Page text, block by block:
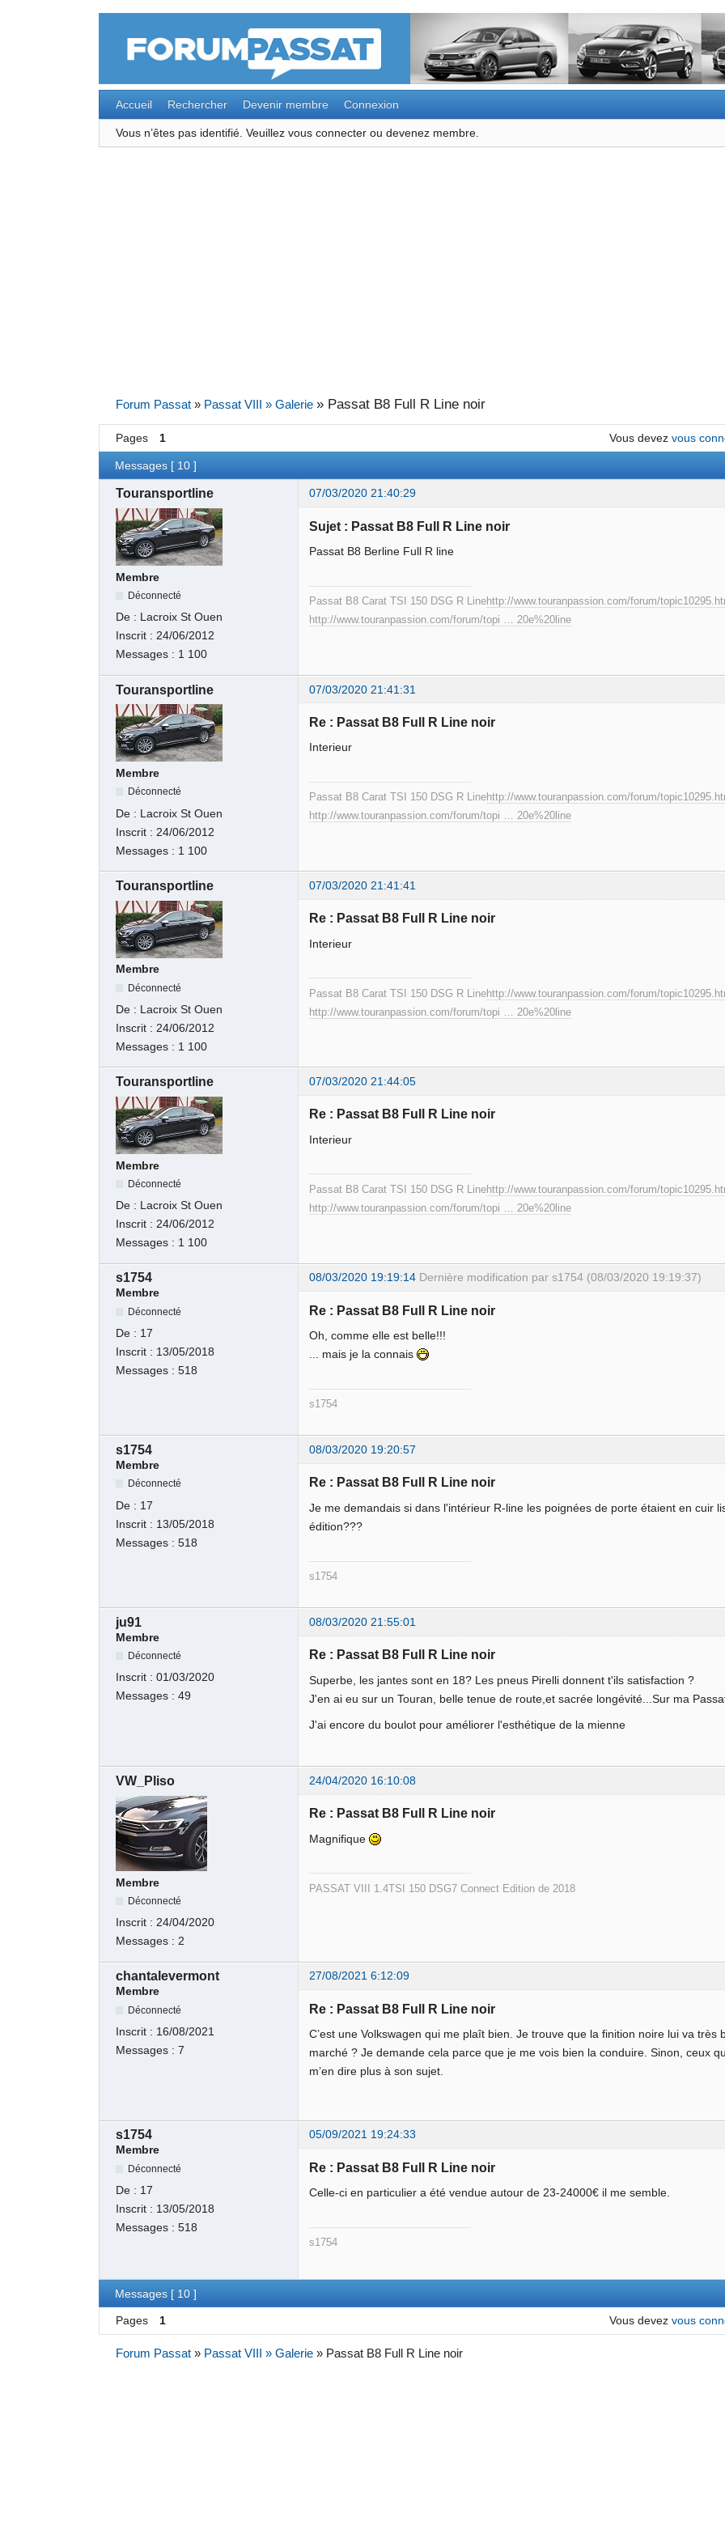
Accueil Rechercher Devenir membre Connexion
Vous n’êtes pas identifié. Veuillez vous connecter ou devenez membre.
Forum Passat » Passat VIII » Galerie » Passat B8 Full R Line noir
Pages 1 Vous devez vous
Messages [ 10 ]
Touransportline 07/03/2020 21:40:29
Membre
Déconnecté
De : Lacroix St Ouen
Inscrit :24/06/2012
Messages : 1 100
Sujet : Passat B8 Full R Line noir
Passat B8 Berline Full R line
Passat B8 Carat TSI 150 DSG R Linehttp://www.touranpassion.com/forum/
http://www.touranpassion.com/forum/topi … 20e%20line
Touransportline 07/03/2020 21:41:31
Membre
Déconnecté
De : Lacroix St Ouen
Inscrit : 24/06/2012
Messages : 1 100
Re : Passat B8 Full R Line noir
Interieur
Passat B8 Carat TSI 150 DSG R Linehttp://www.touranpassion.com/forum/
http://www.touranpassion.com/forum/topi … 20e%20line
Touransportline 07/03/2020 21:41:41
Membre
Déconnecté
De :
Lacroix St Ouen
Inscrit : 24/06/2012
Messages : 1 100
Re : Passat B8 Full R Line noir
Interieur
Passat B8 Carat TSI 150 DSG R Linehttp://www.touranpassion.com/forum/
http://www.touranpassion.com/forum/topi … 20e%20line
Touransportline 07/03/2020 21:44:05
Membre
Déconnecté
De : Lacroix St Ouen
Inscrit :24/06/2012
Messages : 1 100
Re : Passat B8 Full R Line noir
Interieur
Passat B8 Carat TSI 150 DSG R Linehttp://www.touranpassion.com/forum/
http://www.touranpassion.com/forum/topi … 20e%20line
s1754 08/03/2020 19:19:14 Dernière modification par s1754 (08/03/2020 19:19:37)
Membre
Déconnecté
De : 17
Inscrit : 13/05/2018
Messages :518
Re : Passat B8 Full R Line noir
Oh, comme elle est belle!!!
... mais je la connais
s1754
s1754
08/03/2020 19:20:57
Membre
Déconnecté
De : 17
Inscrit : 13/05/2018
Messages :518
Re : Passat B8 Full R Line noir
Je me demandais si dans l'intérieur R-line les poignées de porte étaient en cuir
édition???
s1754
ju91
08/03/2020 21:55:01
Membre
Déconnecté
Inscrit :01/03/2020
Messages :49
Re : Passat B8 Full R Line noir
Superbe, les jantes sont en 18? Les pneus Pirelli donnent t'ils satisfaction ?
J'en ai eu sur un Touran, belle tenue de route,et sacrée longévité...Sur ma
J'ai encore du boulot pour améliorer l'esthétique de la mienne
VW_Pliso 24/04/2020 16:10:08
Membre
Déconnecté
Inscrit :24/04/2020
Messages :2
Re : Passat B8 Full R Line noir
Magnifique
PASSAT VIII 1.4TSI 150 DSG7 Connect Edition de 2018
chantalevermont
27/08/2021 6:12:09
Membre
Déconnecté
Inscrit : 16/08/2021
Messages :7
Re : Passat B8 Full R Line noir
C’est une Volkswagen qui me plaît bien. Je trouve que la finition noire lui va
marché ? Je demande cela parce que je me vois bien la conduire. Sinon, ceux
m’en dire plus à son sujet.
s1754
05/09/2021 19:24:33
Membre
Déconnecté
De : 17
Inscrit : 13/05/2018
Messages :518
Re : Passat B8 Full R Line noir
Celle-ci en particulier a été vendue autour de 23-24000€ il me semble.
s1754
Messages [ 10 ]
Pages 1 Vous devez vous
Forum Passat » Passat VIII » Galerie » Passat B8 Full R Line noir